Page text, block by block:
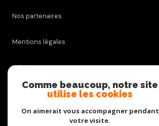
Nos partenaires
Mentions légales
Admin
Nos honoraires
Comme beaucoup, notre site
utilise les cookies
On aimerait vous accompagner pendant
votre visite.